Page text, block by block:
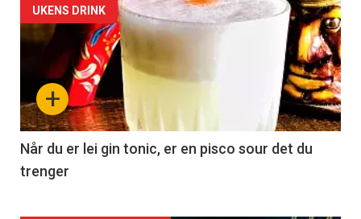
Forsiden
akkurat
nå
-
2
+
UKENS DRINK
Når du er lei gin tonic, er en pisco sour det du
trenger